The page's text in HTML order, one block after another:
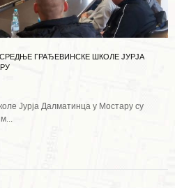
ГРАЂЕВИНСКЕ ШКОЛЕ ЈУРЈА
Јурја Далматинца у Мостару су